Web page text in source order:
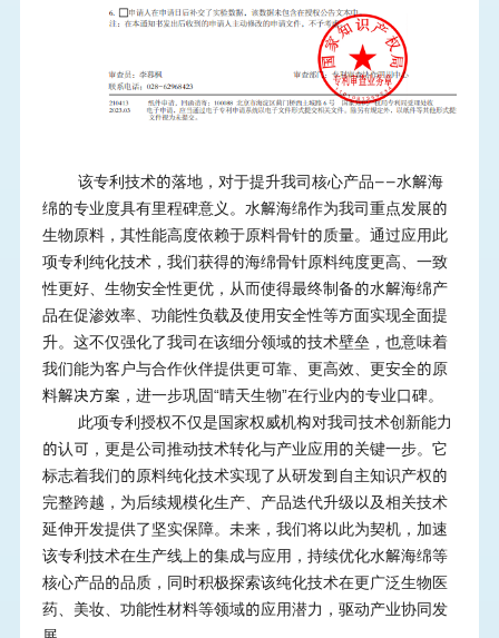
该专利技术的落地，对于提升我司核心产品——水解海
绵的专业度具有里程碑意义。水解海绵作为我司重点发展的
生物原料，其性能高度依赖于原料骨针的质量。通过应用此
项专利纯化技术，我们获得的海绵骨针原料纯度更高、一致
性更好、生物安全性更优，从而使得最终制备的水解海绵产
品在促渗效率、功能性负载及使用安全性等方面实现全面提
升。这不仅强化了我司在该细分领域的技术壁垒，也意味着
我们能为客户与合作伙伴提供更可靠、更高效、更安全的原
料解决方案，进一步巩固“晴天生物”在行业内的专业口碑。
此项专利授权不仅是国家权威机构对我司技术创新能力
的认可，更是公司推动技术转化与产业应用的关键一步。它
标志着我们的原料纯化技术实现了从研发到自主知识产权的
完整跨越，为后续规模化生产、产品迭代升级以及相关技术
延伸开发提供了坚实保障。未来，我们将以此为契机，加速
该专利技术在生产线上的集成与应用，持续优化水解海绵等
核心产品的品质，同时积极探索该纯化技术在更广泛生物医
药、美妆、功能性材料等领域的应用潜力，驱动产业协同发